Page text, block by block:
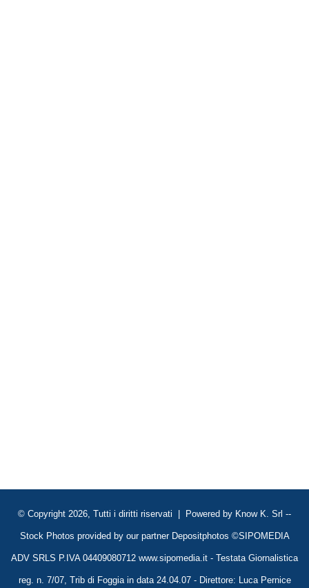
© Copyright 2026, Tutti i diritti riservati | Powered by Know K. Srl --
Stock Photos provided by our partner Depositphotos ©SIPOMEDIA
ADV SRLS P.IVA 04409080712 www.sipomedia.it - Testata Giornalistica
reg. n. 7/07, Trib di Foggia in data 24.04.07 - Direttore: Luca Pernice